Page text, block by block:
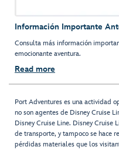
Información Importante
Consulta más información
emocionante aventura.
Read more
Port Adventures es una actividad
no son agentes de Disney Cruise
Disney Cruise Line. Disney Cruise
de transporte, y tampoco se hace
pérdidas materiales que los